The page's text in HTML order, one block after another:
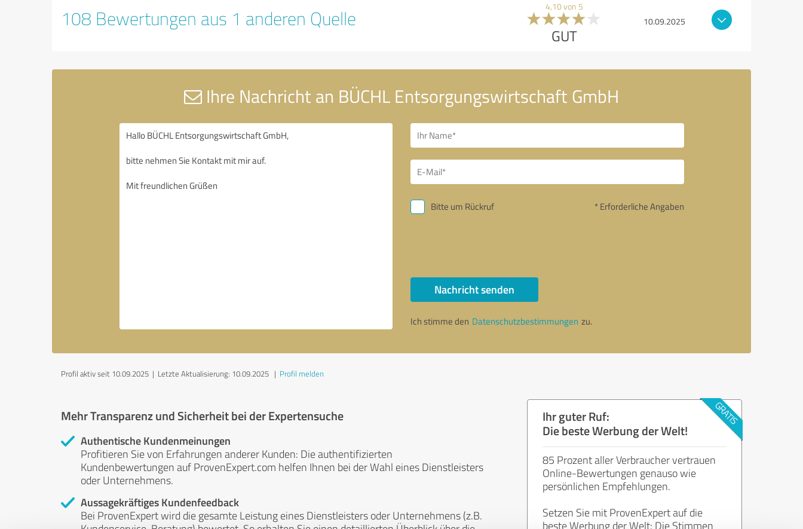
108 Bewertungen aus 1 anderen Quelle 4,10 von 5
GUT
10.09.2025
Ihre Nachricht an BÜCHL Entsorgungswirtschaft GmbH
Bitte um Rückruf * Erforderliche Angaben
Nachricht senden
Ich stimme den Datenschutzbestimmungen zu.
Profil aktiv seit 10.09.2025 | Letzte Aktualisierung: 10.09.2025 | Profil melden
Mehr Transparenz und Sicherheit bei der Expertensuche
Authentische Kundenmeinungen
Profitieren Sie von Erfahrungen anderer Kunden: Die authentifizierten
Kundenbewertungen auf ProvenExpert.com helfen Ihnen bei der Wahl eines Dienstleisters
oder Unternehmens.
Aussagekräftiges Kundenfeedback
Bei ProvenExpert wird die gesamte Leistung eines Dienstleisters oder Unternehmens (z.B.
Ihr guter Ruf:
Die beste Werbung der Welt!
85 Prozent aller Verbraucher vertrauen
Online-Bewertungen genauso wie
persönlichen Empfehlungen.
Setzen Sie mit ProvenExpert auf die
beste Werbung der Welt: Die Stimmen